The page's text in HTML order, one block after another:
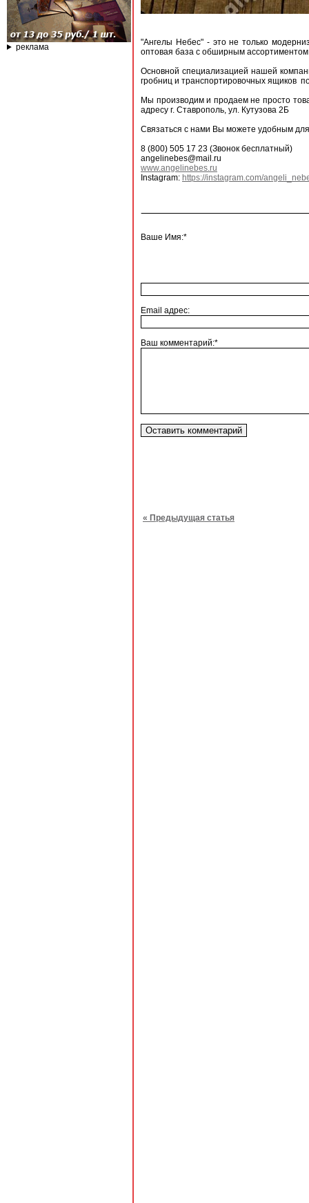
реклама
"Ангелы Небес" - это не только
оптовая база с обширным
Основной специализацией нашей
гробниц и транспортировочных ящиков
Мы производим и продаем не просто
адресу г. Ставрополь, ул. Кутузова 2Б
Связаться с нами Вы можете удобным
8 (800) 505 17 23 (Звонок бесплатный)
angelinebes@mail.ru
www.angelinebes.ru
Instagram: https://instagram.com/
Ваше Имя:*
Email адрес:
Ваш комментарий:*
« Предыдущая статья